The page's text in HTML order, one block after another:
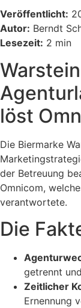
Veröffentlicht:
Autor: Berndt
Lesezeit: 2 min
löst
Die Biermarke
der Betreuung
Omnicom,
verantwortete.
Die
getrennt
Zeitlicher
Ernennung